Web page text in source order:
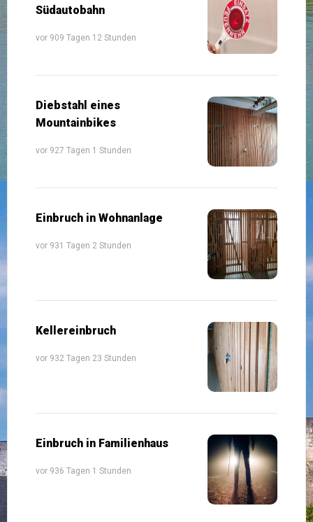
Südautobahn
vor 909 Tagen 12 Stunden
Diebstahl eines
Mountainbikes
vor 927 Tagen 1 Stunden
Einbruch in Wohnanlage
vor 931 Tagen 2 Stunden
Kellereinbruch
vor 932 Tagen 23 Stunden
Einbruch in Familienhaus
vor 936 Tagen 1 Stunden